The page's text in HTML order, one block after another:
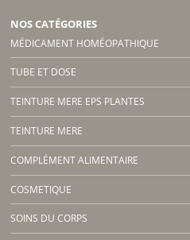
NOS CATÉGORIES
MÉDICAMENT HOMÉOPATHIQUE
TUBE ET DOSE
TEINTURE MERE EPS PLANTES
TEINTURE MERE
COMPLÉMENT ALIMENTAIRE
COSMETIQUE
SOINS DU CORPS